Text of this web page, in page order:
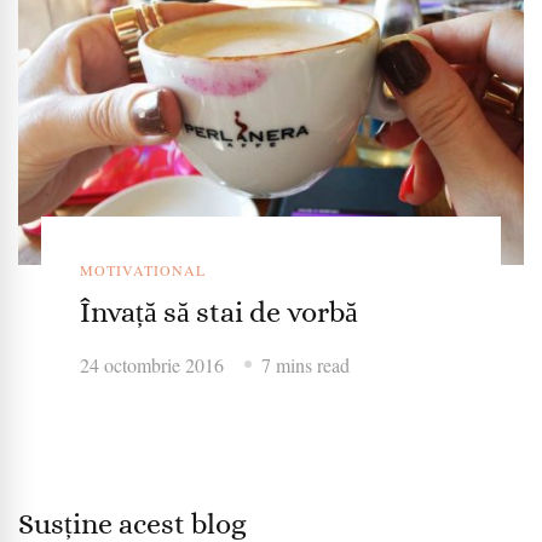
MOTIVATIONAL
Învață să stai de vorbă
24 octombrie 2016 7 mins read
Susține acest blog